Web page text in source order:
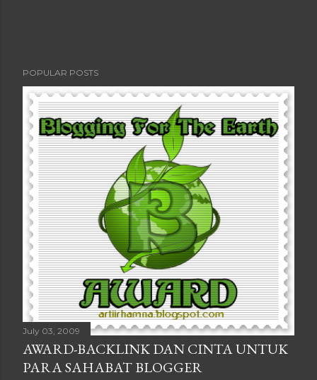
POPULAR POSTS
July 03, 2009
AWARD-BACKLINK DAN CINTA UNTUK
PARA SAHABAT BLOGGER